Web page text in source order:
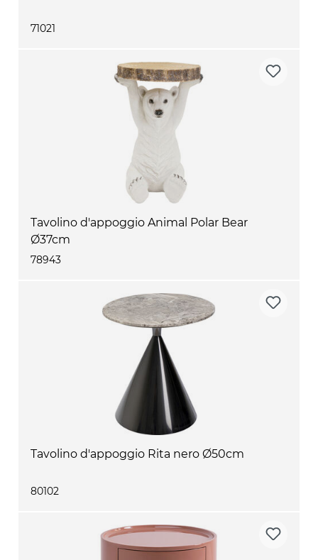
71021
Tavolino d'appoggio Animal Polar Bear
Ø37cm
78943
Tavolino d'appoggio Rita nero Ø50cm
80102